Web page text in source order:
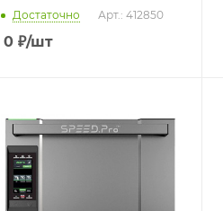
Достаточно Арт.: 412850
0 ₽/шт
конвекция;
электронное
управление; 380
В; 6.5 кВт